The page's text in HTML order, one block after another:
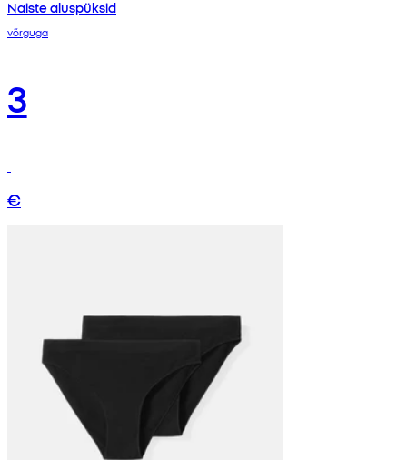
Naiste aluspüksid
võrguga
3
€